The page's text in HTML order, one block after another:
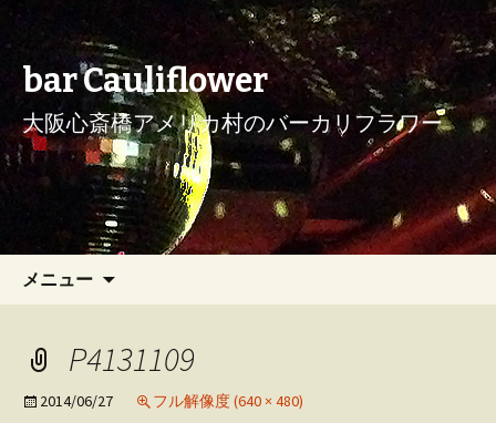
bar Cauliflower
大阪心斎橋アメリカ村のバーカリフラワー
メニュー
P4131109
2014/06/27 フル解像度 (640 × 480)